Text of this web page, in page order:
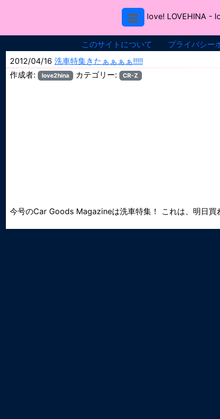
love! LOVEHINA -
このサイトについて
プライバシー
2012/04/16 洗車特集きたぁぁぁぁ!!!!!
作成者:
love2hina カテゴリー: CR-Z
今号のCar Goods Magazineは洗車特集！ これは、明日